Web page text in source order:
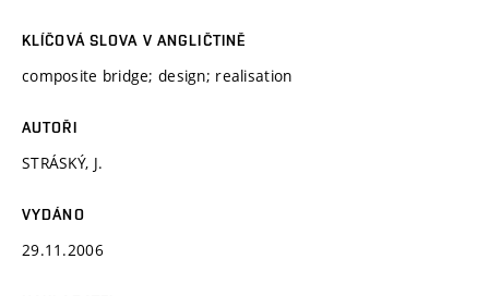
KLÍČOVÁ SLOVA V ANGLIČTINĚ
composite bridge; design; realisation
AUTOŘI
STRÁSKÝ, J.
VYDÁNO
29.11.2006